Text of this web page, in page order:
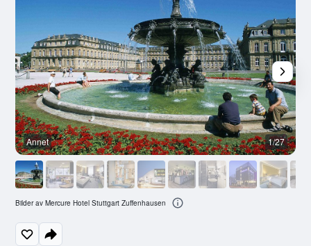
Annet 1/27
Bilder av Mercure Hotel Stuttgart Zuffenhausen